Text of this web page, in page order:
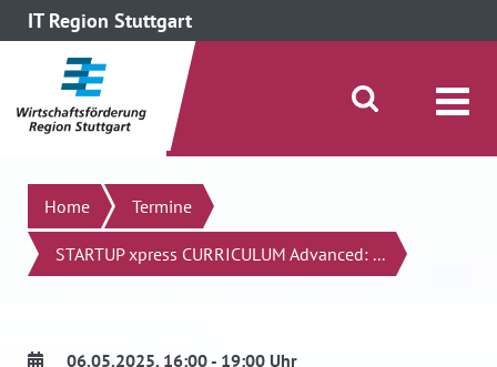
IT Region Stuttgart
direkt zum Inhalt dieser Seite
direkt zum Menü springen
Suche öffnen/schließen
Suchen
Home Termine
STARTUP xpress CURRICULUM Advanced: ...
06.05.2025, 16:00 - 19:00 Uhr